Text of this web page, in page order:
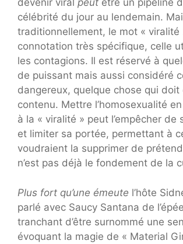
devenir viral peut être un pipeline
célébrité du jour au lendemain.
traditionnellement, le mot « viralité
connotation très spécifique, celle
les contagions. Il est réservé à
de puissant mais aussi considéré
dangereux, quelque chose qui doit
contenu. Mettre l’homosexualité
à la « viralité » peut l’empêcher de
et limiter sa portée, permettant à
voudraient la supprimer de
n’est pas déjà le fondement de la
Plus fort qu’une émeute l’hôte
parlé avec Saucy Santana de
tranchant d’être surnommé une
évoquant la magie de « Material